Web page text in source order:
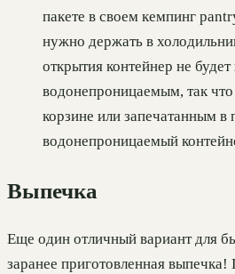
пакете в своем кемпинг
нужно держать в
открытия контейнер не
водонепроницаемым, так
корзине или запечатанным в
водонепроницаемый
Выпечка
Еще один отличный вариант для
заранее приготовленная